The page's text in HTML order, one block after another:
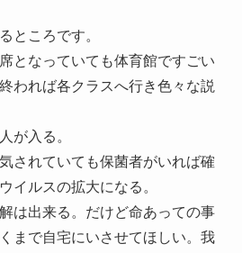
ところです。
となっていても体育館ですごい
われば各クラスへ行き色々な説
が入る。
されていても保菌者がいれば確
イルスの拡大になる。
は出来る。だけど命あっての事
まで自宅にいさせてほしい。我